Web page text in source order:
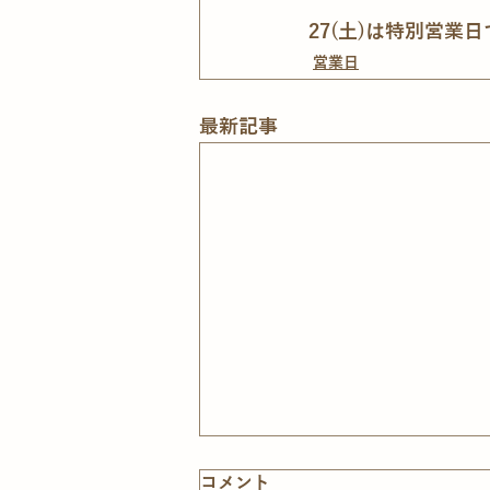
27(土)は特別営業日
営業日
最新記事
コメント